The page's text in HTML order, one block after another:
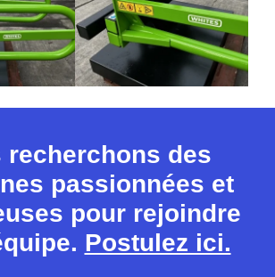
recherchons des
passionnées et
pour rejoindre
Postulez ici.